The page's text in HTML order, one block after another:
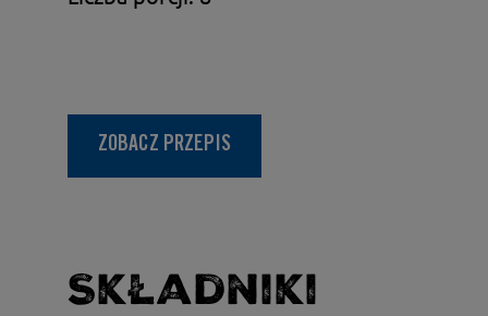
ZOBACZ PRZEPIS
Składniki